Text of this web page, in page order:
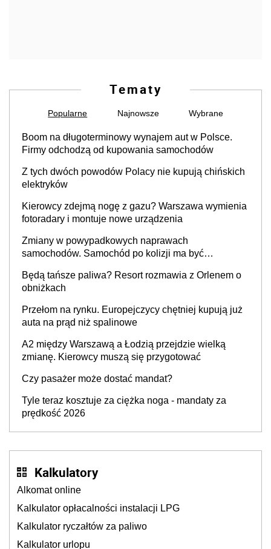
Tematy
Popularne Najnowsze Wybrane
Boom na długoterminowy wynajem aut w Polsce.
Firmy odchodzą od kupowania samochodów
Z tych dwóch powodów Polacy nie kupują chińskich
elektryków
Kierowcy zdejmą nogę z gazu? Warszawa wymienia
fotoradary i montuje nowe urządzenia
Zmiany w powypadkowych naprawach
samochodów. Samochód po kolizji ma być
producenta
Będą tańsze paliwa? Resort rozmawia z Orlenem o
obniżkach
Przełom na rynku. Europejczycy chętniej kupują już
auta na prąd niż spalinowe
A2 między Warszawą a Łodzią przejdzie wielką
zmianę. Kierowcy muszą się przygotować
Czy pasażer może dostać mandat?
Tyle teraz kosztuje za ciężka noga - mandaty za
prędkość 2026
Kalkulatory
Alkomat online
Kalkulator opłacalności instalacji LPG
Kalkulator ryczałtów za paliwo
Kalkulator urlopu